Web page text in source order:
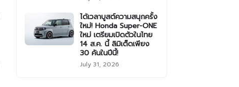
ได้เวลาบูสต์ความสนุกครั้ง
ใหม่! Honda Super-ONE
ใหม่ เตรียมเปิดตัวในไทย
14 ส.ค. นี้ ลิมิเต็ดเพียง
30 คันในปีนี้!
July 31, 2026